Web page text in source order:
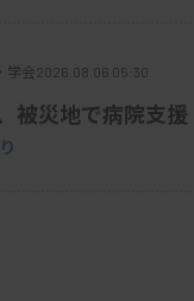
学会2026.08.06 05:30
被災地で病院支援